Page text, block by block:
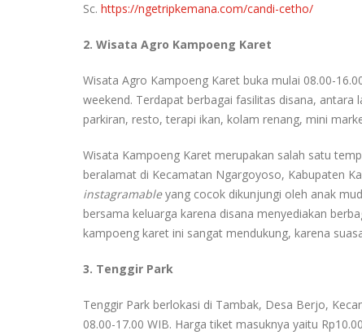
Sc. https://ngetripkemana.com/candi-cetho/
2. Wisata Agro Kampoeng Karet
Wisata Agro Kampoeng Karet buka mulai 08.00-
weekend. Terdapat berbagai fasilitas disana,
parkiran, resto, terapi ikan, kolam renang, mini
Wisata Kampoeng Karet merupakan salah satu
beralamat di Kecamatan Ngargoyoso, Kabupaten
instagramableyang cocok dikunjungi oleh anak
bersama keluarga karena disana menyediakan
kampoeng karet ini sangat mendukung, karena
3. Tenggir Park
Tenggir Park berlokasi di Tambak, Desa Berjo,
08.00-17.00 WIB. Harga tiket masuknya yaitu